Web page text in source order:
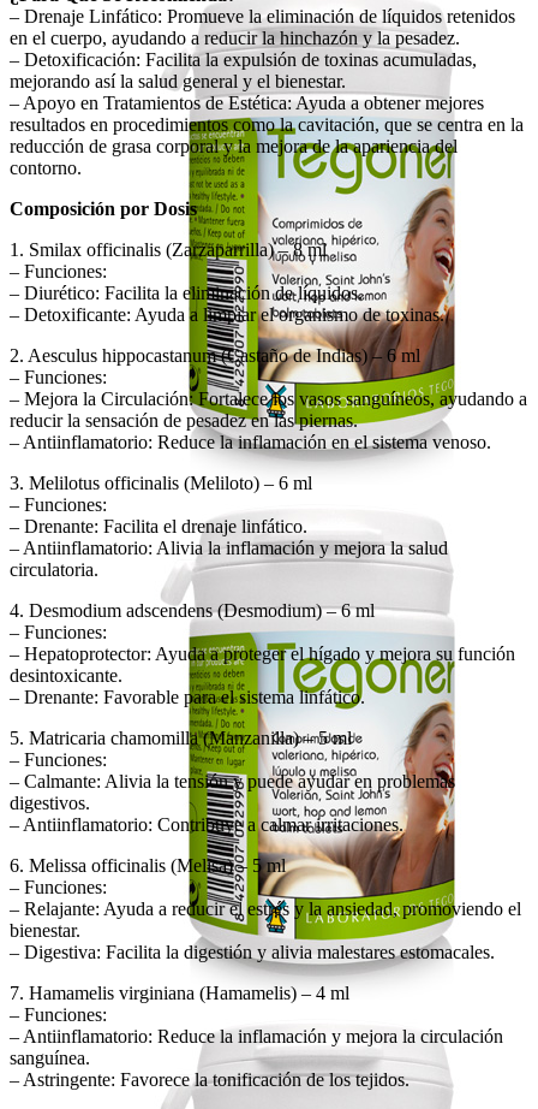
– Drenaje Linfático: Promueve la eliminación de líquidos retenidos
en el cuerpo, ayudando a reducir la hinchazón y la pesadez.
– Detoxificación: Facilita la expulsión de toxinas acumuladas,
mejorando así la salud general y el bienestar.
– Apoyo en Tratamientos de Estética: Ayuda a obtener mejores
resultados en procedimientos como la cavitación, que se centra en la
reducción de grasa corporal y la mejora de la apariencia del
contorno.
Composición por Dosis
1. Smilax officinalis (Zarzaparrilla) – 8 ml
– Funciones:
– Diurético: Facilita la eliminación de líquidos.
– Detoxificante: Ayuda a limpiar el organismo de toxinas.
2. Aesculus hippocastanum (Castaño de Indias) – 6 ml
– Funciones:
– Mejora la Circulación: Fortalece los vasos sanguíneos, ayudando a
reducir la sensación de pesadez en las piernas.
– Antiinflamatorio: Reduce la inflamación en el sistema venoso.
3. Melilotus officinalis (Meliloto) – 6 ml
– Funciones:
– Drenante: Facilita el drenaje linfático.
– Antiinflamatorio: Alivia la inflamación y mejora la salud
circulatoria.
4. Desmodium adscendens (Desmodium) – 6 ml
– Funciones:
– Hepatoprotector: Ayuda a proteger el hígado y mejora su función
desintoxicante.
– Drenante: Favorable para el sistema linfático.
5. Matricaria chamomilla (Manzanilla) – 5 ml
– Funciones:
– Calmante: Alivia la tensión y puede ayudar en problemas
digestivos.
– Antiinflamatorio: Contribuye a calmar irritaciones.
6. Melissa officinalis (Melisa) – 5 ml
– Funciones:
– Relajante: Ayuda a reducir el estrés y la ansiedad, promoviendo el
bienestar.
– Digestiva: Facilita la digestión y alivia malestares estomacales.
7. Hamamelis virginiana (Hamamelis) – 4 ml
– Funciones:
– Antiinflamatorio: Reduce la inflamación y mejora la circulación
sanguínea.
– Astringente: Favorece la tonificación de los tejidos.